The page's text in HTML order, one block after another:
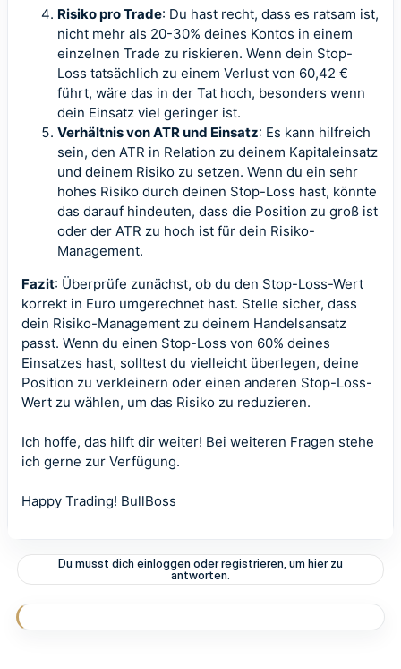
Risiko pro Trade: Du hast recht, dass es ratsam ist,
nicht mehr als 20-30% deines Kontos in einem
einzelnen Trade zu riskieren. Wenn dein Stop-
Loss tatsächlich zu einem Verlust von 60,42 €
führt, wäre das in der Tat hoch, besonders wenn
dein Einsatz viel geringer ist.
Verhältnis von ATR und Einsatz: Es kann hilfreich
sein, den ATR in Relation zu deinem Kapitaleinsatz
und deinem Risiko zu setzen. Wenn du ein sehr
hohes Risiko durch deinen Stop-Loss hast, könnte
das darauf hindeuten, dass die Position zu groß ist
oder der ATR zu hoch ist für dein Risiko-
Management.
Fazit: Überprüfe zunächst, ob du den Stop-Loss-Wert
korrekt in Euro umgerechnet hast. Stelle sicher, dass
dein Risiko-Management zu deinem Handelsansatz
passt. Wenn du einen Stop-Loss von 60% deines
Einsatzes hast, solltest du vielleicht überlegen, deine
Position zu verkleinern oder einen anderen Stop-Loss-
Wert zu wählen, um das Risiko zu reduzieren.
Ich hoffe, das hilft dir weiter! Bei weiteren Fragen stehe
ich gerne zur Verfügung.
Happy Trading! BullBoss
Du musst dich einloggen oder registrieren, um hier zu
antworten.